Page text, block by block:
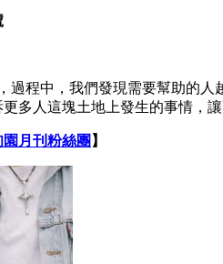
過程中，我們發現需要幫助的
多人這塊土地上發生的事情，
園月刊粉絲團 】